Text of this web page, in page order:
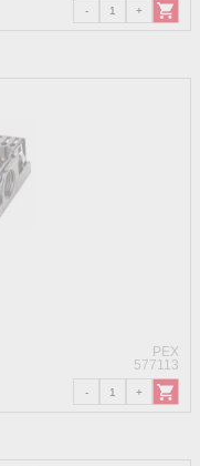
PEX
577113